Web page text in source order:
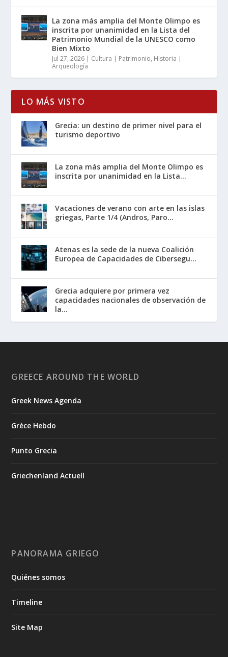
La zona más amplia del Monte Olimpo es
inscrita por unanimidad en la Lista del
Patrimonio Mundial de la UNESCO como
Bien Mixto
Jul 27, 2026 | Cultura | Patrimonio, Historia |
Arqueología
LO MÁS VISTO
Grecia: un destino de primer nivel para el
turismo deportivo
La zona más amplia del Monte Olimpo es
inscrita por unanimidad en la Lista...
Vacaciones de verano con arte en las islas
griegas, Parte 1/4 (Andros, Paro...
Atenas es la sede de la nueva Coalición
Europea de Capacidades de Cibersegu...
Grecia adquiere por primera vez
capacidades nacionales de observación de
la...
GREECE AROUND THE WORLD
Greek News Agenda
Grèce Hebdo
Punto Grecia
Griechenland Actuell
PANORAMA GRIEGO
Quiénes somos
Timeline
Site Map